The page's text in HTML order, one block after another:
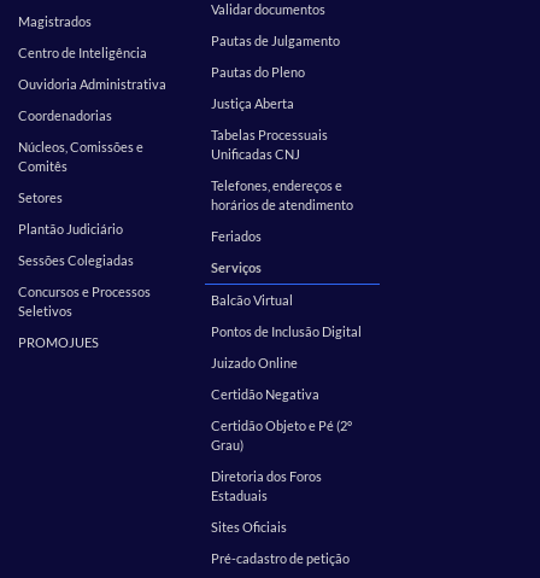
Magistrados
Centro de Inteligência
Ouvidoria Administrativa
Coordenadorias
Núcleos, Comissões e
Comitês
Setores
Plantão Judiciário
Sessões Colegiadas
Concursos e Processos
Seletivos
PROMOJUES
Validar documentos
Pautas de Julgamento
Pautas do Pleno
Justiça Aberta
Tabelas Processuais
Unificadas CNJ
Telefones, endereços e
horários de atendimento
Feriados
Serviços
Balcão Virtual
Pontos de Inclusão Digital
Juizado Online
Certidão Negativa
Certidão Objeto e Pé (2º
Grau)
Diretoria dos Foros
Estaduais
Sites Oficiais
Pré-cadastro de petição